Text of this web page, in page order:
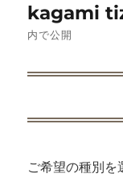
稿
ゲ
ー
kagami
内で公開
ご希望の種別を